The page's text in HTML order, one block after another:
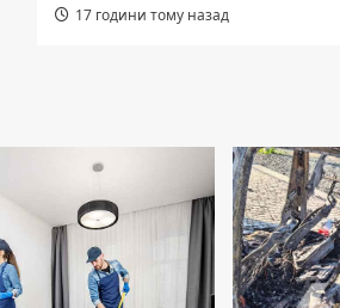
17 години тому назад